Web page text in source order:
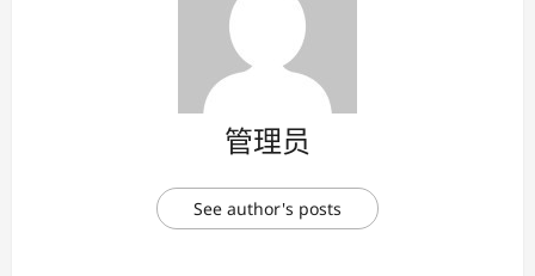
管理员
See author's posts